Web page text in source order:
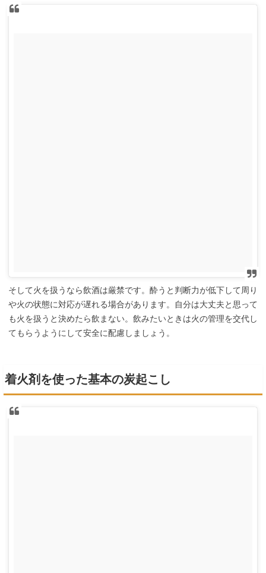
そして火を扱うなら飲酒は厳禁です。酔うと判断力が低下して周り
や火の状態に対応が遅れる場合があります。自分は大丈夫と思って
も火を扱うと決めたら飲まない。飲みたいときは火の管理を交代し
てもらうようにして安全に配慮しましょう。
着火剤を使った基本の炭起こし